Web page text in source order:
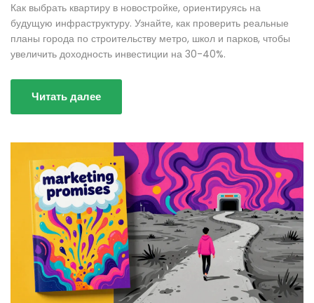
Как выбрать квартиру в новостройке, ориентируясь на
будущую инфраструктуру. Узнайте, как проверить реальные
планы города по строительству метро, школ и парков, чтобы
увеличить доходность инвестиции на 30-40%.
Читать далее